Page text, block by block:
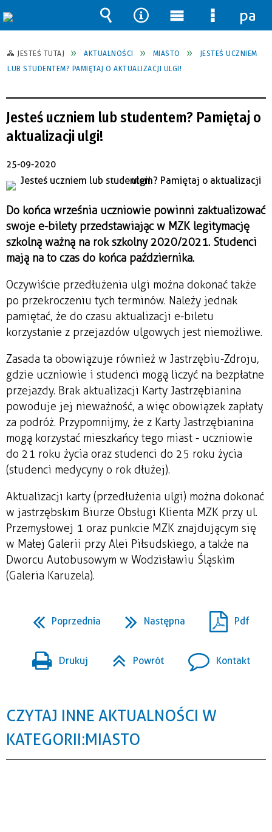
JESTEŚ TUTAJ AKTUALNOŚCI MIASTO
JESTEŚ UCZNIEM
LUB STUDENTEM? PAMIĘTAJ O AKTUALIZACJI ULGI!
Jesteś uczniem lub studentem? Pamiętaj o
aktualizacji ulgi!
25-09-2020
Do końca września uczniowie powinni zaktualizować
swoje e-bilety przedstawiając w MZK legitymację
szkolną ważną na rok szkolny 2020/2021. Studenci
mają na to czas do końca października.
Oczywiście przedłużenia ulgi można dokonać także
po przekroczeniu tych terminów. Należy jednak
pamiętać, że do czasu aktualizacji e-biletu
korzystanie z przejazdów ulgowych jest niemożliwe.
Zasada ta obowiązuje również w Jastrzębiu-Zdroju,
gdzie uczniowie i studenci mogą liczyć na bezpłatne
przejazdy. Brak aktualizacji Karty Jastrzębianina
powoduje jej nieważność, a więc obowiązek zapłaty
za podróż. Przypomnijmy, że z Karty Jastrzębianina
mogą korzystać mieszkańcy tego miast - uczniowie
do 21 roku życia oraz studenci do 25 roku życia
(studenci medycyny o rok dłużej).
Aktualizacji karty (przedłużenia ulgi) można dokonać
w jastrzębskim Biurze Obsługi Klienta MZK przy ul.
Przemysłowej 1 oraz punkcie MZK znajdującym się
w Małej Galerii przy Alei Piłsudskiego, a także na
Dworcu Autobusowym w Wodzisławiu Śląskim
(Galeria Karuzela).
Poprzednia Następna Pdf
Drukuj Powrót Kontakt
CZYTAJ INNE AKTUALNOŚCI W
KATEGORII: MIASTO
Wyszukiwarka
Narzędzia
Menu
główne
Menu